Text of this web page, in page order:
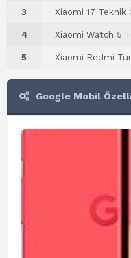
3 Xiaomi 17 Teknik
4 Xiaomi Watch 5
5 Xiaomi Redmi
Google Mobil